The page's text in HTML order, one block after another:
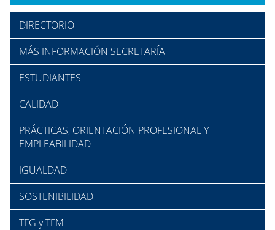
DIRECTORIO
MÁS INFORMACIÓN SECRETARÍA
ESTUDIANTES
CALIDAD
PRÁCTICAS, ORIENTACIÓN PROFESIONAL Y
EMPLEABILIDAD
IGUALDAD
SOSTENIBILIDAD
TFG y TFM